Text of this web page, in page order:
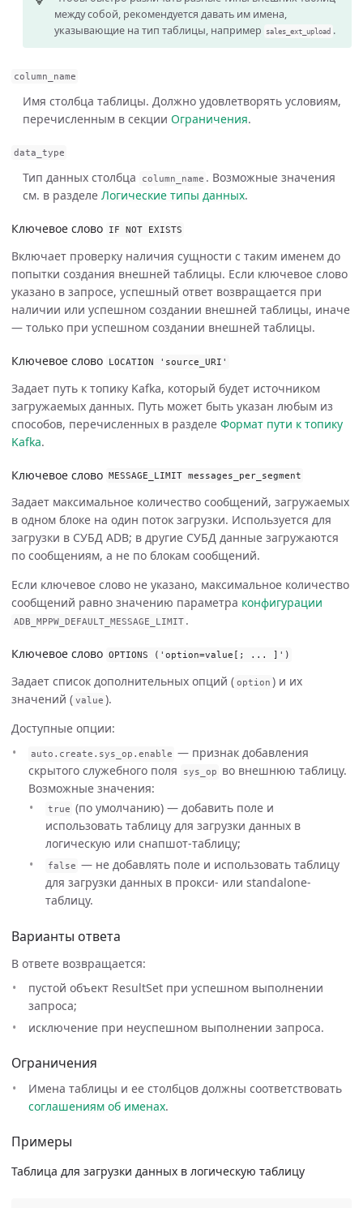
между собой, рекомендуется давать им имена,
указывающие на тип таблицы, например
sales_ext_upload .
column_name
Имя столбца таблицы. Должно удовлетворять условиям,
перечисленным в секции Ограничения.
data_type
Тип данных столбца column_name . Возможные значения
см. в разделе Логические типы данных.
Ключевое слово IF NOT EXISTS
Включает проверку наличия сущности с таким именем до
попытки создания внешней таблицы. Если ключевое слово
указано в запросе, успешный ответ возвращается при
наличии или успешном создании внешней таблицы, иначе
— только при успешном создании внешней таблицы.
Ключевое слово LOCATION 'source_URI'
Задает путь к топику Kafka, который будет источником
загружаемых данных. Путь может быть указан любым из
способов, перечисленных в разделе Формат пути к топику
Kafka.
Ключевое слово MESSAGE_LIMIT messages_per_segment
Задает максимальное количество сообщений, загружаемых
в одном блоке на один поток загрузки. Используется для
загрузки в СУБД ADB; в другие СУБД данные загружаются
по сообщениям, а не по блокам сообщений.
Если ключевое слово не указано, максимальное количество
сообщений равно значению параметра конфигурации
ADB_MPPW_DEFAULT_MESSAGE_LIMIT .
Ключевое слово OPTIONS ( 'option=value[; ... ]' )
Задает список дополнительных опций ( option ) и их
значений ( value ).
Доступные опции:
auto . create . sys_op . enable — признак добавления
скрытого служебного поля
sys_op
во внешнюю таблицу.
Возможные значения:
true (по умолчанию) — добавить поле и
использовать таблицу для загрузки данных в
логическую или снапшот-таблицу;
false — не добавлять поле и использовать таблицу
для загрузки данных в прокси- или standalone-
таблицу.
Варианты ответа
В ответе возвращается:
пустой объект ResultSet при успешном выполнении
запроса;
исключение при неуспешном выполнении запроса.
Ограничения
Имена таблицы и ее столбцов должны соответствовать
соглашениям об именах.
Примеры
Таблица для загрузки данных в логическую таблицу